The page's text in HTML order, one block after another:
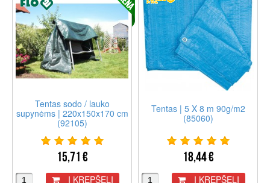
Tentas sodo / lauko
supynėms | 220x150x170 cm
(92105)
15,71 €
Į KREPŠELĮ
Tentas | 5 X 8 m 90g/m2
(85060)
18,44 €
Į KREPŠELĮ